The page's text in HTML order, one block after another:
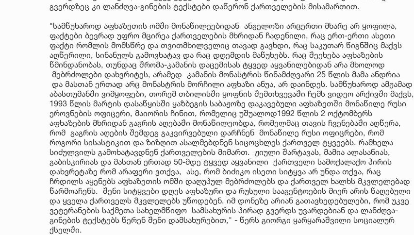
გვერდზეც კი ლანძღვა-გინების ტექსტები დაწერონ ქართველების მისამართით.
"სამწუხაროდ აფხაზეთის ომში მონაწილეებიდან ანგელოზი არცერთი მხარე არ ყოფილა,
ფაქტები ბევრად უფრო მცირეა ქართველების მხრიდან ჩადენილი, რაც ერთ-ერთი ასეთი
ფაქტი რომლის მომსწრე და თვითმხილველიც თავად გავხდი, რაც საკუთარ წიგნშიც მაქვს
აღწერილი, სინანულს გამოვხატავ და რაც დღემდის მაწუხებს. რაც შეეხება აფხაზების
წმინდანობას, თუნდაც შრომა-კამანის დაცემისას ტყვედ აყვანილებიდან არა მხოლოდ
მებრძოლები დახვრიტეს, არამედ კამანის მონასტრის წინამძღვარი 25 წლის მამა ანდრია
და მასთან ერთად არც მონასტრის მორჩილი აფხაზი ანუა, არ დაინდეს. სამწუხაროდ ამჟამად
აბასთუმანში ვიმყოფები, თორემ თბილისში ყოფნის შემთხვევაში ჩემს ვიდეო არქივში მაქვს,
1993 წლის მარტის დასაწყისში ყაზბეგის საბაჟოზე დაკავებული აფხაზეთში მონაწილე რუსი
ეროვნების ოფიცერი, მაიორის ჩინით, რომელიც უშუალოდ1992 წლის 2 ოქტომბერს
აფხაზების მხრიდან გაგრის აღებაში მონაწილეობდა, რომელმაც თავის ჩვენებაში აღწერა,
რომ გაგრის აღების შემდეგ გაკვირვებული დარჩნენ მონაწილე რუსი ოფიცრები, რომ
როგორი სისასტიკით და ზიზღით ასალმებდნენ სიცოცხლეს ქართველ ტყვეებს. რამხელა
სიძულვილს გამოხატავდნენ ქართველების მიმართ. ჟიული შარტავას, მამია ალასანიას,
გაბისკირიას და მასთან ერთად 50-მდე ტყვედ აყვანილი ქართველი სამოქალაქო პირის
დახვრეტაზე რომ არაფერი ვთქვა, ასე, რომ ბიძიკო ისეთი სიტყვა არ უნდა თქვა, რაც
ჩრდილს აყენებს აფხაზეთის ომში დაღუპულ მებრძოლებს და ქართველ ხალხს მკვლელებად
წარმოაჩენს. შენი სიტყვები დღეს აფხაზური და რუსული სააგენტოების მიერ არის წაღებული
და ყველა ქართველს მკვლელებს უწოდებენ. იმ დონეზე არიან გათავხედებულები, რომ უკვე
ვეტერანების საქმეთა სახელმწიფო სამსახურის პირად გვერდს უვარდებიან და ლანძღვა-
გინების ტექსტებს წერენ შენი დამსახურებით," - წერს გიორგი ყარყარაშვილი სოციალურ
ქსელში.